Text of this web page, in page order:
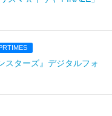
スターズ』デジタルフォ